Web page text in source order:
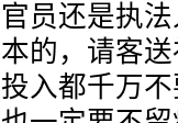
员还是执
的，请客
入都千万